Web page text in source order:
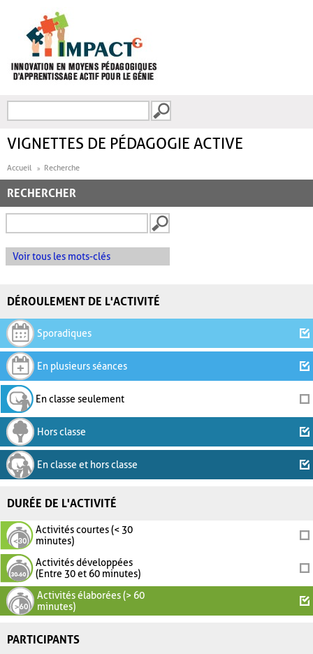
FORMULAIRE DE
VIGNETTES DE PÉDAGOGIE ACTIVE
Accueil Recherche
RECHERCHER
Voir tous les mots-clés
DÉROULEMENT DE L'ACTIVITÉ
Sporadiques
En plusieurs séances
En classe seulement
Hors classe
En classe et hors classe
DURÉE DE L'ACTIVITÉ
Activités courtes (< 30
minutes)
Activités développées
(Entre 30 et 60 minutes)
Activités élaborées (> 60
minutes)
PARTICIPANTS